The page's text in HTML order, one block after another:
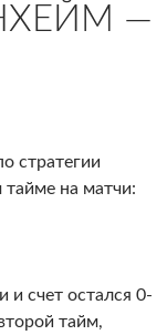
—
стратегии
тайме на матчи:
и счет остался 0-
тайм,